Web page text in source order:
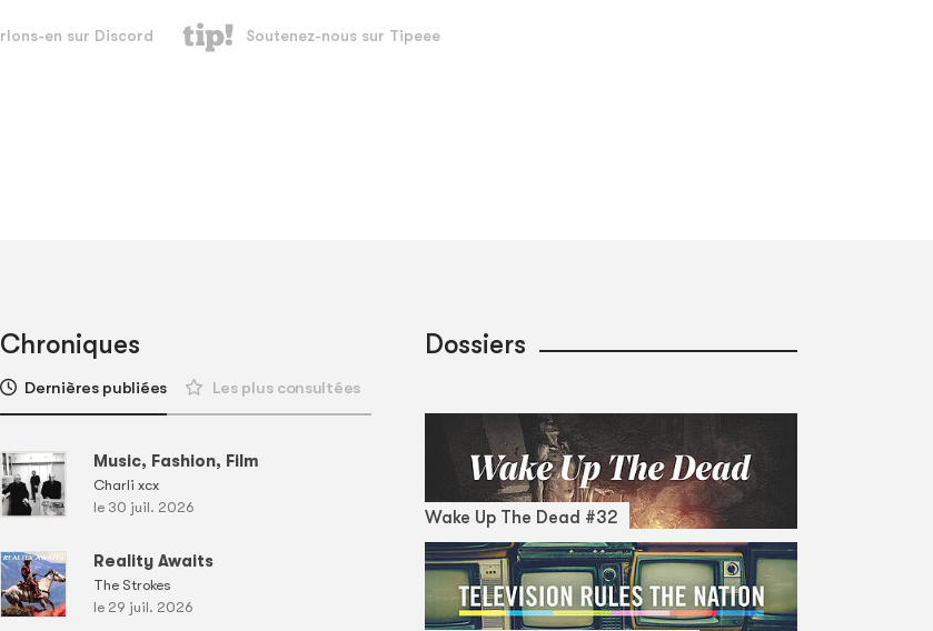
Chroniques
Dernières publiées Les plus consultées
Music, Fashion, Film
Charli xcx
le 30 juil. 2026
Reality Awaits
The Strokes
le 29 juil. 2026
Dossiers
Wake Up The Dead #32